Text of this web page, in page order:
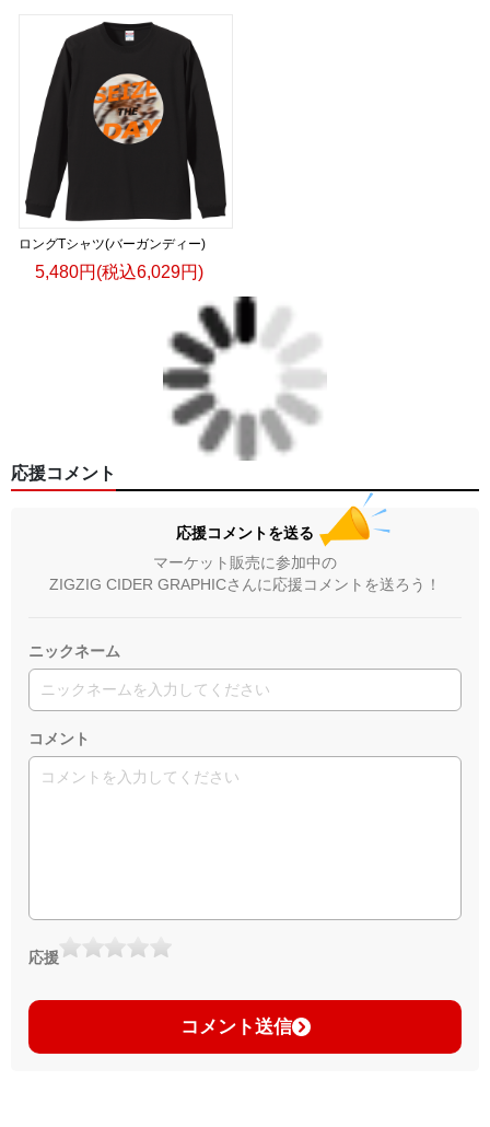
ロングTシャツ(バーガンディー)
5,480円(税込6,029円)
応援コメント
応援コメントを送る
マーケット販売に参加中の
ZIGZIG CIDER GRAPHICさんに応援コメントを送ろう！
ニックネーム
コメント
応援
コメント送信